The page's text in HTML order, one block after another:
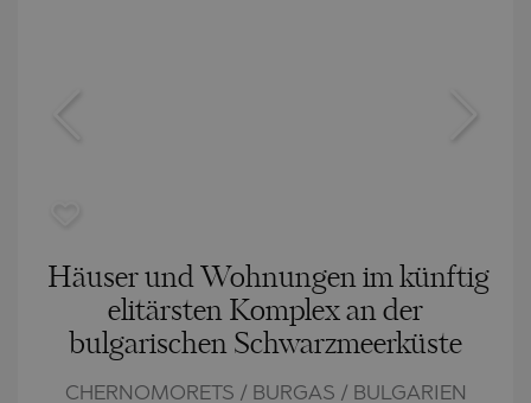
Häuser und Wohnungen im künftig
elitärsten Komplex an der
bulgarischen Schwarzmeerküste
CHERNOMORETS / BURGAS / BULGARIEN